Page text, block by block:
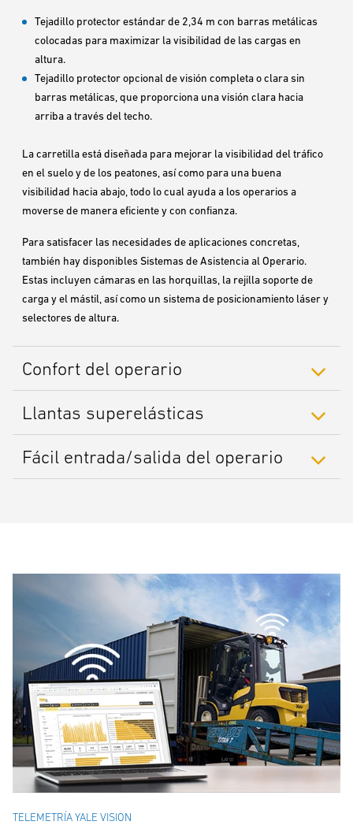
Tejadillo protector estándar de 2,34 m con barras metálicas
colocadas para maximizar la visibilidad de las cargas en
altura.
Tejadillo protector opcional de visión completa o clara sin
barras metálicas, que proporciona una visión clara hacia
arriba a través del techo.
La carretilla está diseñada para mejorar la visibilidad del tráfico
en el suelo y de los peatones, así como para una buena
visibilidad hacia abajo, todo lo cual ayuda a los operarios a
moverse de manera eficiente y con confianza.
Para satisfacer las necesidades de aplicaciones concretas,
también hay disponibles Sistemas de Asistencia al Operario.
Estas incluyen cámaras en las horquillas, la rejilla soporte de
carga y el mástil, así como un sistema de posicionamiento láser y
selectores de altura.
Confort del operario
Llantas superelásticas
Fácil entrada/salida del operario
TELEMETRÍA YALE VISION